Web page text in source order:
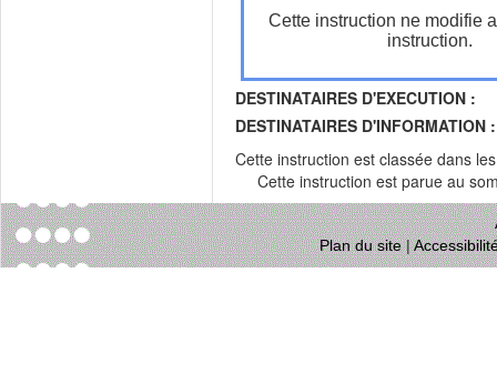
Cette instruction ne modifie
instruction.
DESTINATAIRES D'EXECUTION :
DESTINATAIRES D'INFORMATION :
Cette instruction est classée dans
Cette instruction est parue au
Plan du site|